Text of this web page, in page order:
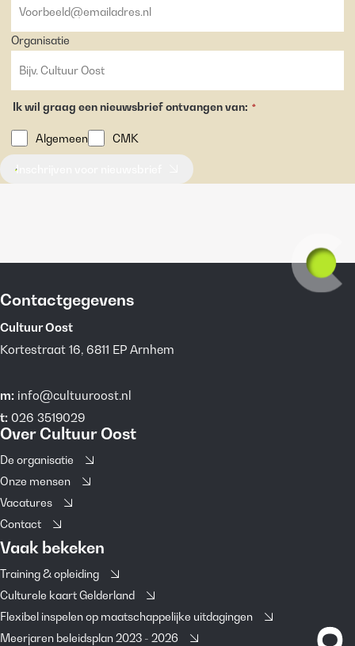
Organisatie
Ik wil graag een nieuwsbrief ontvangen van: *
Algemeen CMK
Inschrijven voor nieuwsbrief
Contactgegevens
Cultuur Oost
Kortestraat 16, 6811 EP Arnhem
m: info@cultuuroost.nl
t: 026 3519029
Over Cultuur Oost
De organisatie
Onze mensen
Vacatures
Contact
Vaak bekeken
Training & opleiding
Culturele kaart Gelderland
Flexibel inspelen op maatschappelijke uitdagingen
Meerjaren beleidsplan 2023 - 2026